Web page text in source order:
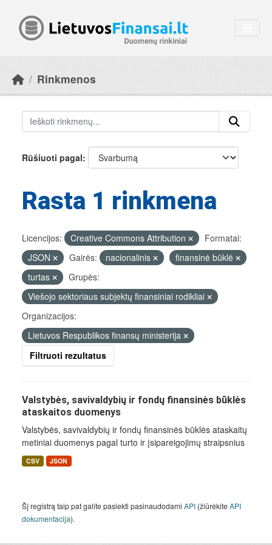
Rinkmenos
Rūšiuoti pagal
Rasta 1 rinkmena
Licencijos: Creative Commons Attribution
Formatai:
JSON
Gairės: nacionalinis
finansinė būklė
turtas
Grupės:
Viešojo sektoriaus subjektų finansiniai rodikliai
Organizacijos:
Lietuvos Respublikos finansų ministerija
Filtruoti rezultatus
Valstybės, savivaldybių ir fondų finansinės būklės
ataskaitos duomenys
Valstybės, savivaldybių ir fondų finansinės būklės ataskaitų
metiniai duomenys pagal turto ir įsipareigojimų straipsnius
CSV JSON
Šį registrą taip pat galite pasiekti pasinaudodami API (žiūrėkiteAPI
dokumentacija).